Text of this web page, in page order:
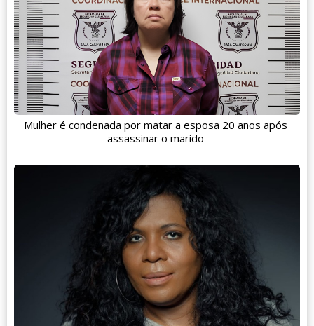
Mulher é condenada por matar a esposa 20 anos após
assassinar o marido